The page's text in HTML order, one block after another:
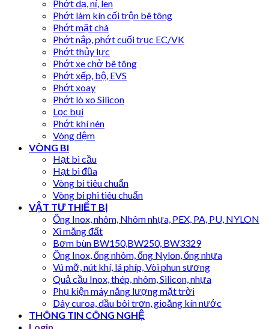
Phớt dạ, nỉ, len
Phớt làm kín cối trộn bê tông
Phớt mặt chà
Phớt nắp, phớt cuối trục EC/VK
Phớt thủy lực
Phớt xe chở bê tông
Phớt xếp, bộ, EVS
Phớt xoay
Phớt lò xo Silicon
Lọc bụi
Phớt khí nén
Vòng đệm
VÒNG BI
Hạt bi cầu
Hạt bi đũa
Vòng bi tiêu chuẩn
Vòng bi phi tiêu chuẩn
VẬT TƯ THIẾT BỊ
Ống Inox, nhôm, Nhôm nhựa, PEX, PA, PU, NYLON
Xi măng đất
Bơm bùn BW150,BW250, BW3329
Ống Inox, ống nhôm, ống Nylon, ống nhựa
Vú mỡ, nút khí, lá phíp, Vòi phun sương
Quả cầu Inox, thép, nhôm, Silicon, nhựa
Phụ kiện máy năng lượng mặt trời
Dây curoa, dầu bôi trơn, gioăng kín nước
THÔNG TIN CÔNG NGHỆ